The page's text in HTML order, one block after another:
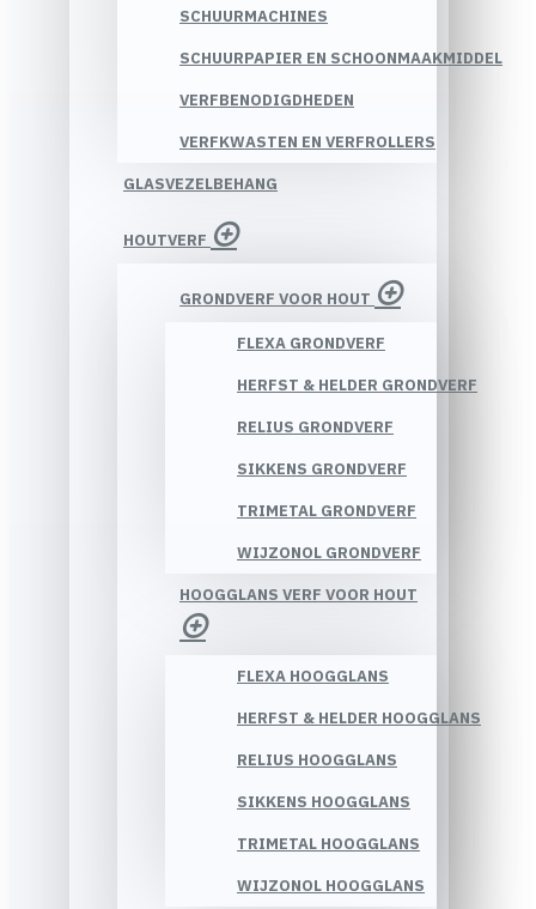
SCHUURMACHINES
SCHUURPAPIER EN SCHOONMAAKMIDDEL
VERFBENODIGDHEDEN
VERFKWASTEN EN VERFROLLERS
GLASVEZELBEHANG
HOUTVERF
GRONDVERF VOOR HOUT
FLEXA GRONDVERF
HERFST & HELDER GRONDVERF
RELIUS GRONDVERF
SIKKENS GRONDVERF
TRIMETAL GRONDVERF
WIJZONOL GRONDVERF
HOOGGLANS VERF VOOR HOUT
FLEXA HOOGGLANS
HERFST & HELDER HOOGGLANS
RELIUS HOOGGLANS
SIKKENS HOOGGLANS
TRIMETAL HOOGGLANS
WIJZONOL HOOGGLANS